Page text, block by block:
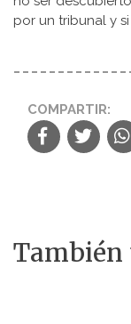
por un tribunal y
COMPARTIR:
También